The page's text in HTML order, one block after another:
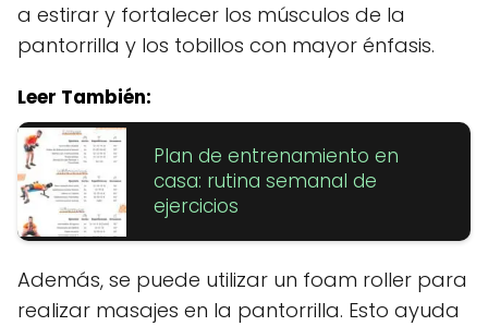
a estirar y fortalecer los músculos de la
pantorrilla y los tobillos con mayor énfasis.
Leer También:
Plan de entrenamiento en
casa: rutina semanal de
ejercicios
Además, se puede utilizar un foam roller para
realizar masajes en la pantorrilla. Esto ayuda